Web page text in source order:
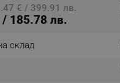
€ / 399.91 лв.
185.78 лв.
склад
visitors. The lifetime